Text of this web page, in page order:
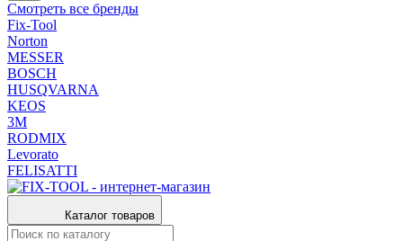
Смотреть все бренды
Fix-Tool
Norton
MESSER
BOSCH
HUSQVARNA
KEOS
3М
RODMIX
Levorato
FELISATTI
Каталог товаров